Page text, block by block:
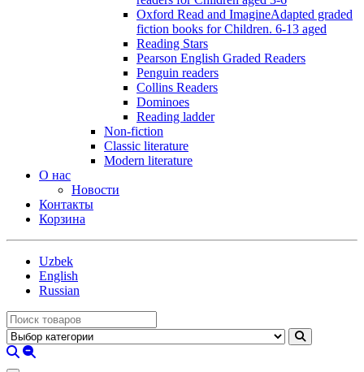
Oxford Read and ImagineAdapted graded
fiction books for Children. 6-13 aged
Reading Stars
Pearson English Graded Readers
Penguin readers
Collins Readers
Dominoes
Reading ladder
Non-fiction
Classic literature
Modern literature
О нас
Новости
Контакты
Корзина
Uzbek
English
Russian